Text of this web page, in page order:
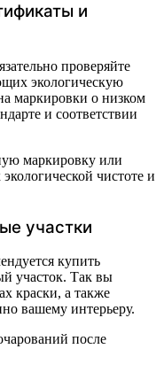
и
проверяйте
экологическую
маркировки о низком
и соответствии
маркировку или
чистоте и
участки
купить
участок. Так вы
краски, а также
вашему интерьеру.
после